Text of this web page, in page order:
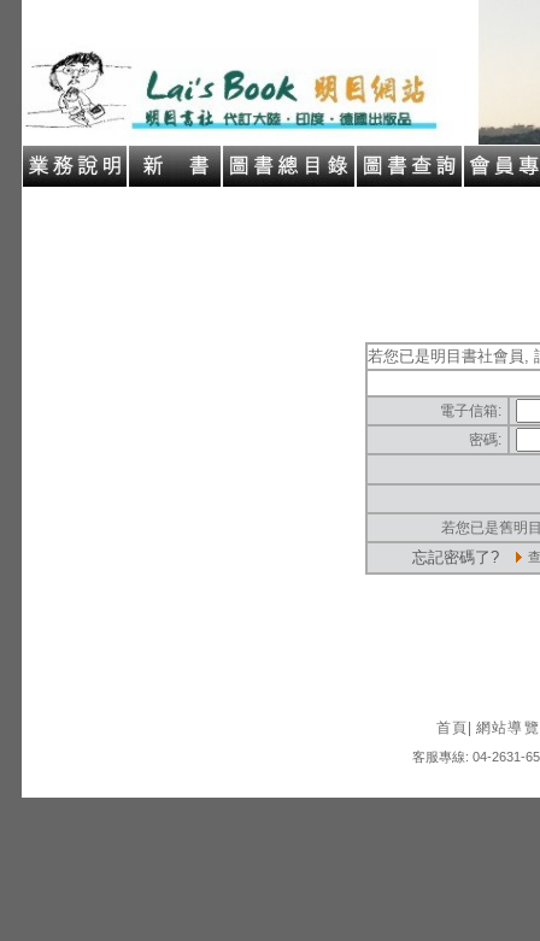
若您已是明目書社會員,
電子信箱:
密碼:
若您已是舊明
忘記密碼了?
首頁 網站導覽
客服專線: 04-2631-